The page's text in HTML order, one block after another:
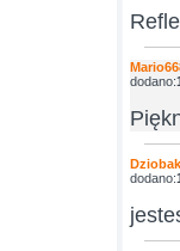
dodano:
dodano: